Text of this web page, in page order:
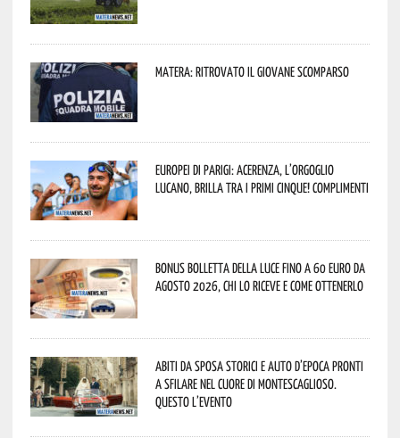
Matera: ritrovato il giovane scomparso
Europei di Parigi: Acerenza, l’orgoglio
lucano, brilla tra i primi cinque! Complimenti
Bonus bolletta della luce fino a 60 euro da
agosto 2026, chi lo riceve e come ottenerlo
Abiti da sposa storici e auto d’epoca pronti
a sfilare nel cuore di Montescaglioso.
Questo l’evento